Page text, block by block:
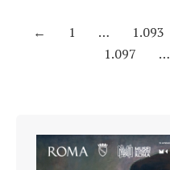
← 1 … 1.093
1.097
…